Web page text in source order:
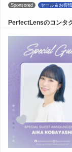
Sponsored セール＆お得
PerfectLensのコンタ